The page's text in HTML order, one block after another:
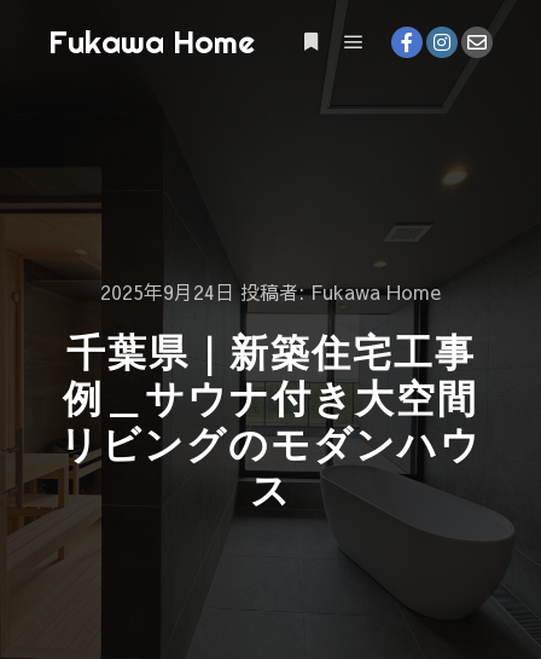
Fukawa Home
2025年9月24日 投稿者:Fukawa Home
千葉県｜新築住宅工事
例＿サウナ付き大空間
リビングのモダンハウ
ス